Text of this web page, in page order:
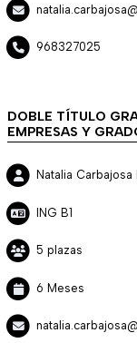
968327025
DOBLE TÍTULO
EMPRESAS Y
Natalia Carbajosa
ING B1
5 plazas
6 Meses